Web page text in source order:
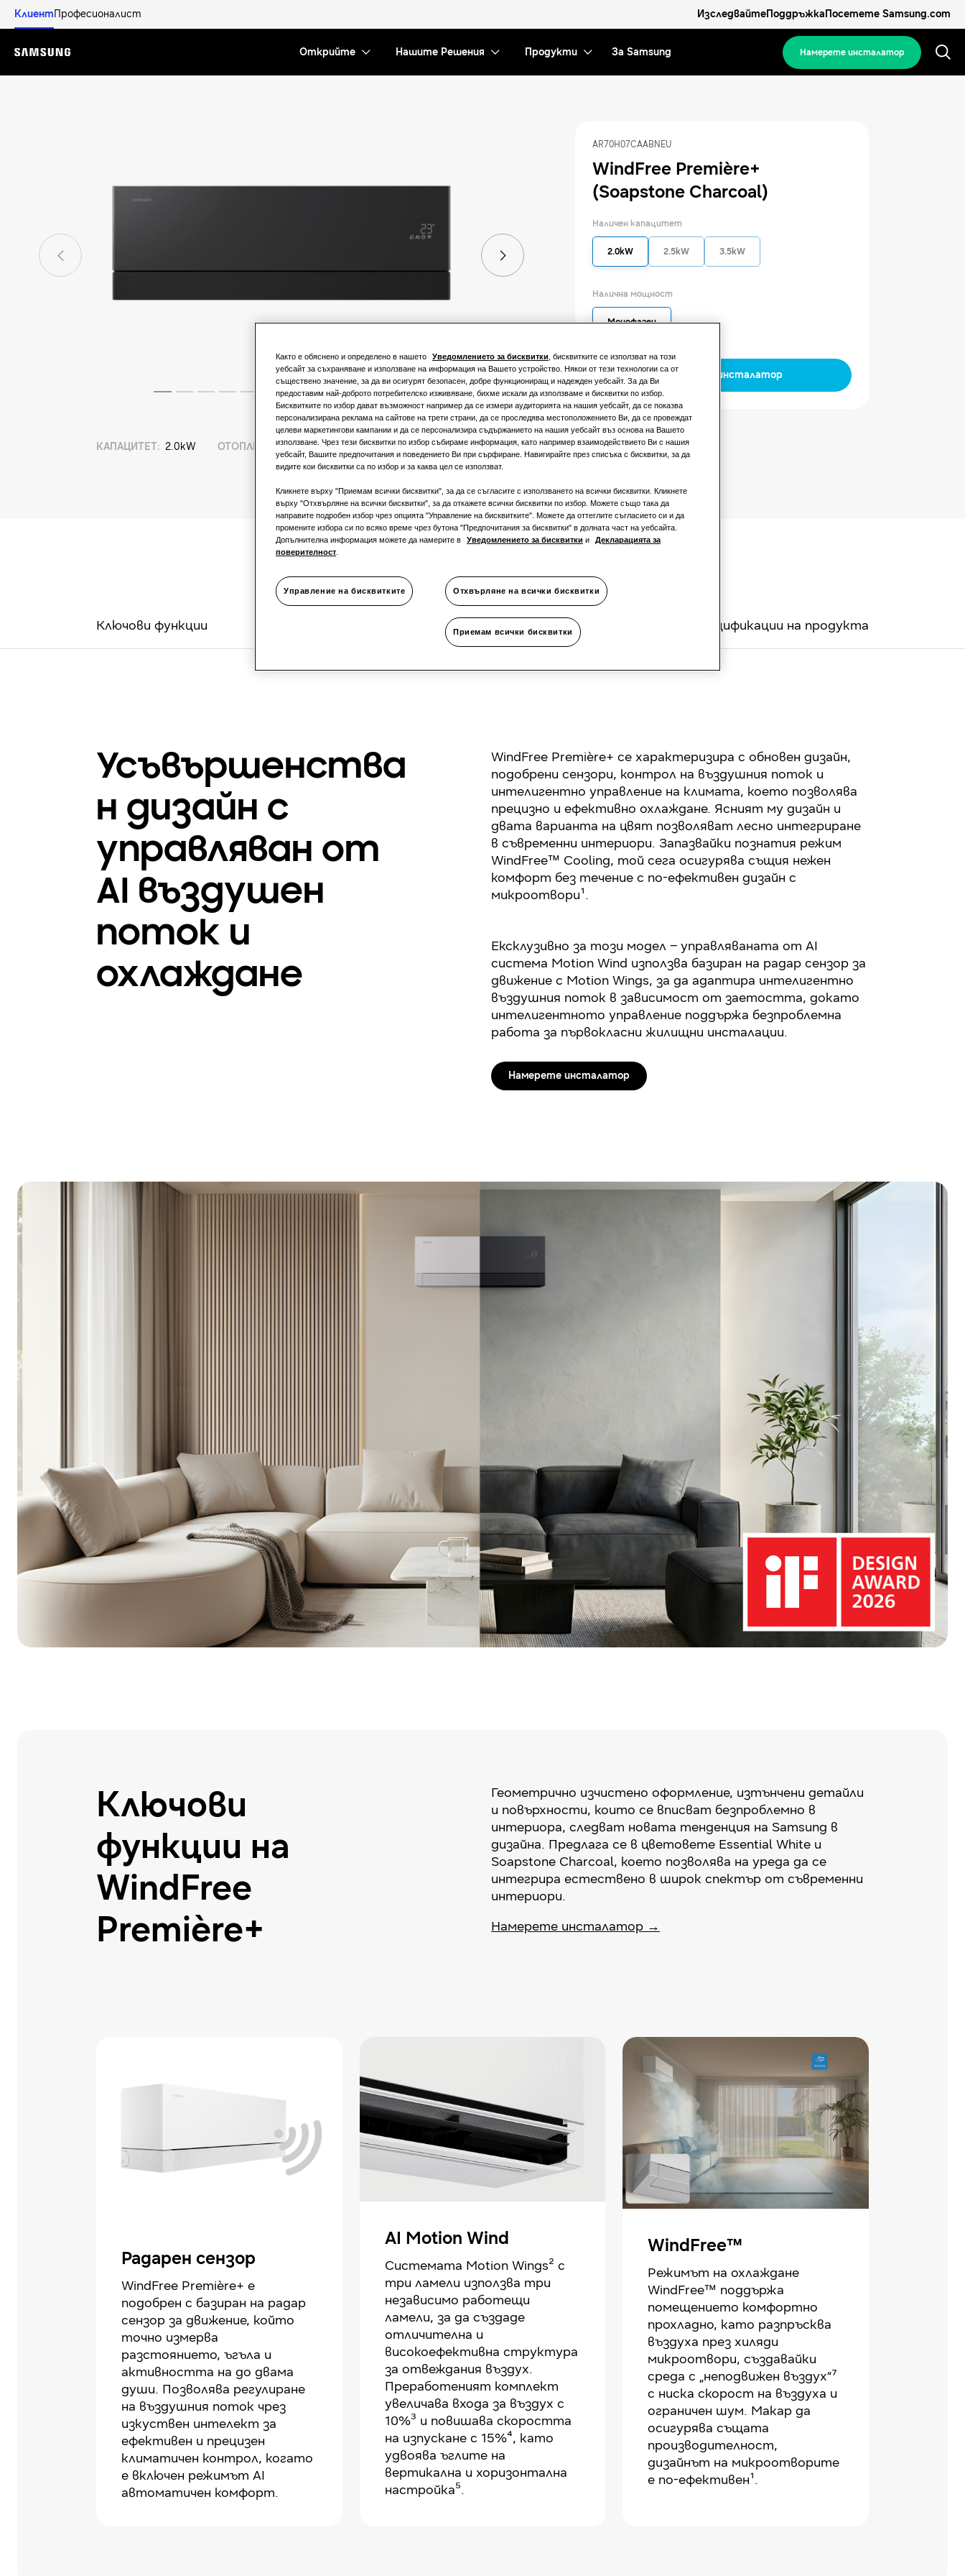
КлиентПрофесионалист ИзследвайтеПоддръжкаПосетете Samsung.com
Menu
Открийте Нашите Решения Продукти За Samsung Намерете инсталатор
КАПАЦИТЕТ: 2.0kW ОТОПЛЕНИЕ: ОХЛАЖДАНЕ:
WindFree Première+
(Soapstone Charcoal)
AR70H07CAABNEU
Наличен капацитет
2.0kW 2.5kW 3.5kW
Налична мощност
Монофазен
Намерете инсталатор
Ключови функции Документация Спецификации на продукта
Усъвършенства
н дизайн с
управляван от
AI въздушен
поток и
охлаждане
WindFree Première+ се характеризира с обновен дизайн,
подобрени сензори, контрол на въздушния поток и
интелигентно управление на климата, което позволява
прецизно и ефективно охлаждане. Ясният му дизайн и
двата варианта на цвят позволяват лесно интегриране
в съвременни интериори. Запазвайки познатия режим
WindFree™ Cooling, той сега осигурява същия нежен
комфорт без течение с по-ефективен дизайн с
микроотвори¹.
Ексклузивно за този модел – управляваната от AI
система Motion Wind използва базиран на радар сензор за
движение с Motion Wings, за да адаптира интелигентно
въздушния поток в зависимост от заетостта, докато
интелигентното управление поддържа безпроблемна
работа за първокласни жилищни инсталации.
Намерете инсталатор
Ключови
функции на
WindFree
Première+
Геометрично изчистено оформление, изтънчени детайли
и повърхности, които се вписват безпроблемно в
интериора, следват новата тенденция на Samsung в
дизайнa. Предлага се в цветовете Essential White и
Soapstone Charcoal, което позволява на уреда да се
интегрира естествено в широк спектър от съвременни
интериори.
Намерете инсталатор →
Радарен сензор
WindFree Première+ е
подобрен с базиран на радар
сензор за движение, който
точно измерва
разстоянието, ъгъла и
активността на до двама
души. Позволява регулиране
на въздушния поток чрез
изкуствен интелект за
ефективен и прецизен
климатичен контрол, когато
е включен режимът AI
автоматичен комфорт.
AI Motion Wind
Системата Motion Wings² с
три ламели използва три
независимо работещи
ламели, за да създаде
отличителна и
високоефективна структура
за отвеждания въздух.
Преработеният комплект
увеличава входа за въздух с
10%³ и повишава скоростта
на изпускане с 15%⁴, като
удвоява ъглите на
вертикална и хоризонтална
настройка⁵.
WindFree™
Режимът на охлаждане
WindFree™ поддържа
помещението комфортно
прохладно, като разпръсква
въздуха през хиляди
микроотвори, създавайки
среда с „неподвижен въздух“⁷
с ниска скорост на въздуха и
ограничен шум. Макар да
осигурява същата
производителност,
дизайнът на микроотворите
е по-ефективен¹.
Както е обяснено и определено в нашето Уведомлението за бисквитки , бисквитките се използват на този
уебсайт за съхраняване и използване на информация на Вашето устройство. Някои от тези технологии са от
съществено значение, за да ви осигурят безопасен, добре функциониращ и надежден уебсайт. За да Ви
предоставим най-доброто потребителско изживяване, бихме искали да използваме и бисквитки по избор.
Бисквитките по избор дават възможност например да се измери аудиторията на нашия уебсайт, да се показва
персонализирана реклама на сайтове на трети страни, да се проследява местоположението Ви, да се провеждат
целеви маркетингови кампании и да се персонализира съдържанието на нашия уебсайт въз основа на Вашето
използване. Чрез тези бисквитки по избор събираме информация, като например взаимодействието Ви с нашия
уебсайт, Вашите предпочитания и поведението Ви при сърфиране. Навигирайте през списъка с бисквитки, за да
видите кои бисквитки са по избор и за каква цел се използват.
Кликнете върху "Приемам всички бисквитки", за да се съгласите с използването на всички бисквитки. Кликнете
върху "Отхвърляне на всички бисквитки", за да откажете всички бисквитки по избор. Можете също така да
направите подробен избор чрез опцията "Управление на бисквитките". Можете да оттеглите съгласието си и да
промените избора си по всяко време чрез бутона "Предпочитания за бисквитки" в долната част на уебсайта.
Допълнителна информация можете да намерите в
Уведомлението за бисквитки и
Декларацията за
поверителност
Управление на бисквитките Отхвърляне на всички бисквитки
Приемам всички бисквитки